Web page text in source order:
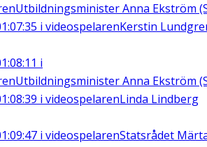
Utbildningsminister Anna Ekström
i videospelarenKerstin
i
Utbildningsminister Anna Ekström
i videospelarenLinda Lindberg
i videospelarenStatsrådet